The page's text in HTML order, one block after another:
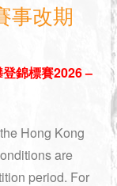
事改期
錦標賽2026 –
Hong Kong
are
period. For